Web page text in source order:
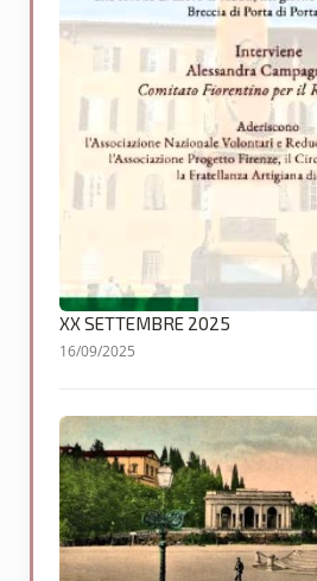
XX SETTEMBRE 2025
16/09/2025